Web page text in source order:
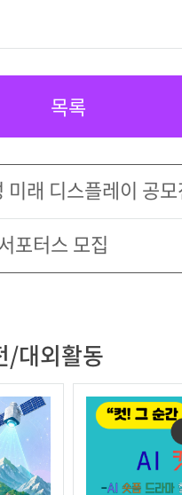
목록
미래 디스플레이 공
포터스 모집
/대외활동